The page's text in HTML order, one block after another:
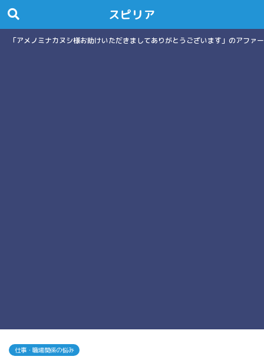
スピリア
「アメノミナカヌシ様お助けいただきましてありがとうございます」のアフ
仕事・職場関係の悩み